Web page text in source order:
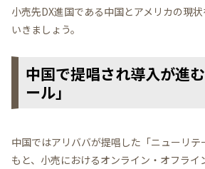
小売先DX進国である中国とアメリカの現
いきましょう。
中国で提唱され導入が進
ール」
中国ではアリババが提唱した「ニューリテ
もと、小売におけるオンライン・オフライ